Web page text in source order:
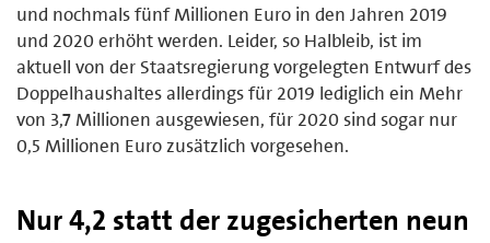
und nochmals fünf Millionen Euro in den Jahren 2019
und 2020 erhöht werden. Leider, so Halbleib, ist im
aktuell von der Staatsregierung vorgelegten Entwurf des
Doppelhaushaltes allerdings für 2019 lediglich ein Mehr
von 3,7 Millionen ausgewiesen, für 2020 sind sogar nur
0,5 Millionen Euro zusätzlich vorgesehen.
Nur 4,2 statt der zugesicherten neun